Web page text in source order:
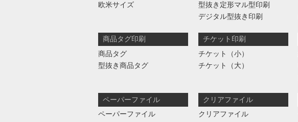
欧米サイズ
型抜き定形マル型印刷
デジタル型抜き印刷
商品タグ印刷
商品タグ
型抜き商品タグ
チケット印刷
チケット（小）
チケット（大）
ペーパーファイル
ペーパーファイル
クリアファイル
クリアファイル